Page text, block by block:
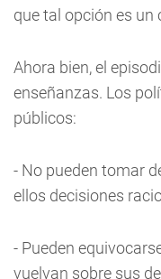
que tal opción es un
Ahora bien, el
enseñanzas. Los
públicos:
- No pueden tomar
ellos decisiones
- Pueden
vuelvan sobre sus